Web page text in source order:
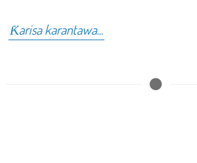
Ƙarisa karantawa...